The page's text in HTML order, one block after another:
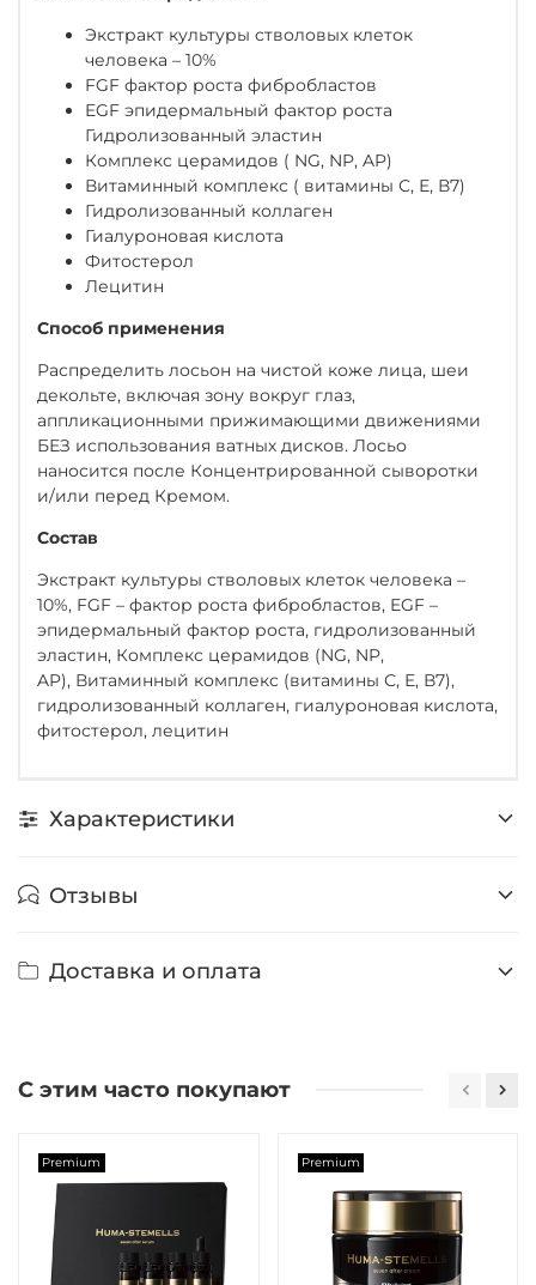
Экстракт культуры стволовых клеток
человека – 10%
FGF фактор роста фибробластов
EGF эпидермальный фактор роста
Гидролизованный эластин
Комплекс церамидов ( NG, NP, AP)
Витаминный комплекс ( витамины С, Е, В7)
Гидролизованный коллаген
Гиалуроновая кислота
Фитостерол
Лецитин
Способ применения
Распределить лосьон на чистой коже лица, шеи
декольте, включая зону вокруг глаз,
аппликационными прижимающими движениями
БЕЗ использования ватных дисков. Лосьо
наносится после Концентрированной сыворотки
и/или перед Кремом.
Состав
Экстракт культуры стволовых клеток человека –
10%, FGF – фактор роста фибробластов, EGF –
эпидермальный фактор роста, гидролизованный
эластин, Комплекс церамидов (NG, NP,
AP), Витаминный комплекс (витамины С, Е, В7),
гидролизованный коллаген, гиалуроновая кислота,
фитостерол, лецитин
Характеристики
Отзывы
Доставка и оплата
С этим часто покупают
Premium Premium